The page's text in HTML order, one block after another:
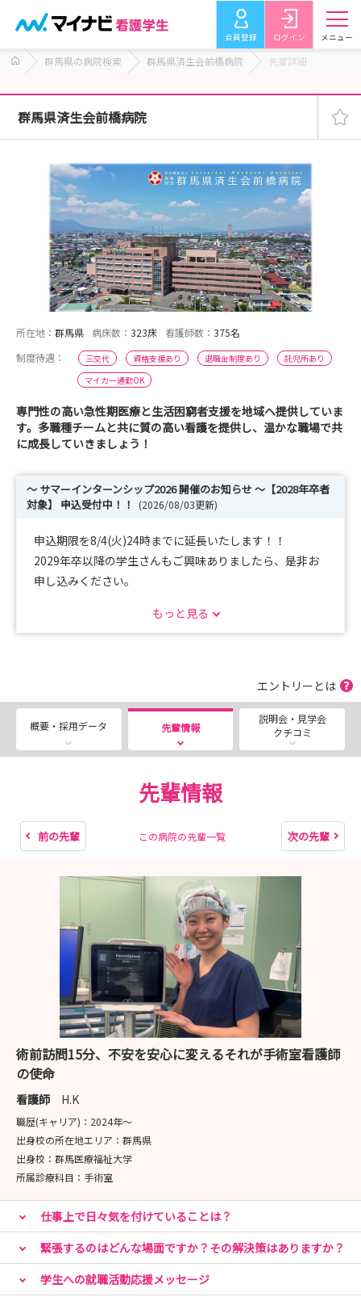
会員登録 ログイン メニュー
群馬県の病院検索 群馬県済生会前橋病院 先輩詳細
群馬県済生会前橋病院
所在地： 群馬県 病床数： 323床 看護師数： 375名
制度待遇：
三交代 資格支援あり 退職金制度あり
託児所あり
マイカー通勤OK
専門性の高い急性期医療と生活困窮者支援を地域へ提供していま
す。多職種チームと共に質の高い看護を提供し、温かな職場で共
に成長していきましょう！
～ サマーインターンシップ2026 開催のお知らせ ～【2028年卒者
対象】 申込受付中！！
(2026/08/03更新)
申込期限を8/4(火)24時までに延長いたします！！
2029年卒以降の学生さんもご興味ありましたら、是非お
申し込みください。
****************************************************
2028年卒の看護学生の皆さん、こんにちは！済生会前橋
病院です。
いよいよこれから就職活動を始めていく時期になりまし
だきたく、下記日程にてサマーインターンシップ（見学
会）を開催いたします。
ぜひ、ご友人ともお誘いあわせのうえご応募ください。
ください。
皆さんのご参加を心よりお待ちしています！
【開催日時】
2026年8月6日(木)・7日(金) 13：00～16：30 （両
日開催内容同様）
【申込受付期間】
2026年7月1日 ～ 8月2日
い！
もっと見る
エントリーとは
概要・採用データ 先輩情報
説明会・見学会
クチコミ
先輩情報
前の先輩 この病院の先輩一覧 次の先輩
術前訪問15分、不安を安心に変えるそれが手術室看護師
の使命
看護師 H.K
職歴(キャリア)： 2024年〜
出身校の所在地エリア： 群馬県
出身校： 群馬医療福祉大学
所属診療科目： 手術室
仕事上で日々気を付けていることは？
緊張するのはどんな場面ですか？その解決策はありますか？
学生への就職活動応援メッセージ